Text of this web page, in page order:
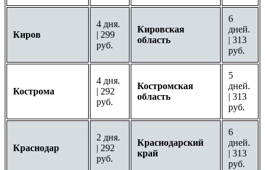
Киров
4 дня.
| 299
руб.
Кировская
область
6
дней.
| 313
руб.
Кострома
4 дня.
| 292
руб.
Костромская
область
5
дней.
| 313
руб.
Краснодар
2 дня.
| 292
руб.
Краснодарский
край
6
дней.
| 313
руб.